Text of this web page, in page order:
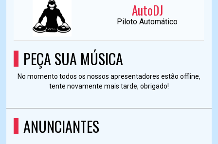
AutoDJ
Piloto Automático
PEÇA SUA MÚSICA
No momento todos os nossos apresentadores estão offline,
tente novamente mais tarde, obrigado!
ANUNCIANTES